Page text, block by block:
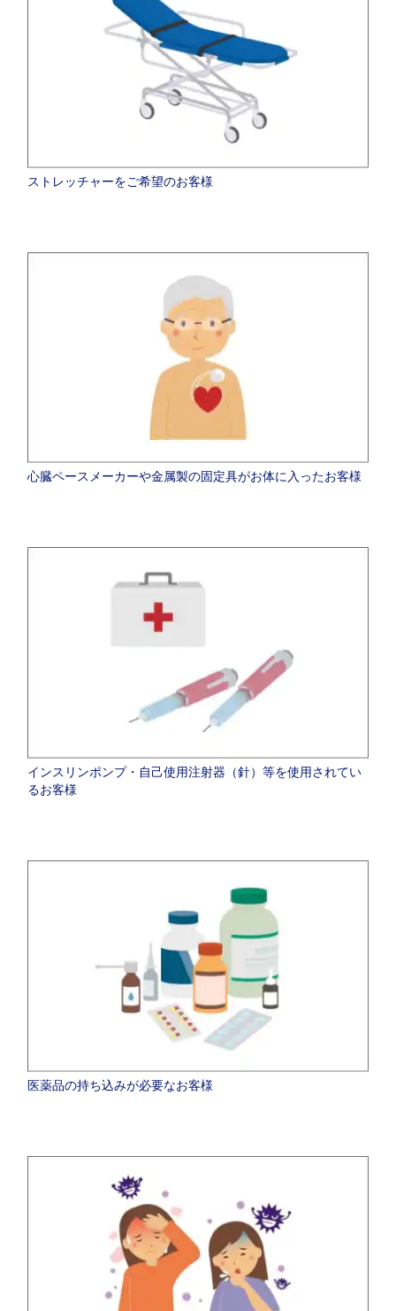
ストレッチャーをご希望のお客様
心臓ペースメーカーや金属製の固定具がお体に入ったお客様
インスリンポンプ・自己使用注射器（針）等を使用されてい
るお客様
医薬品の持ち込みが必要なお客様